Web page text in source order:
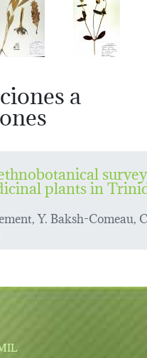
a
plants in
Y. Baksh-Comeau,